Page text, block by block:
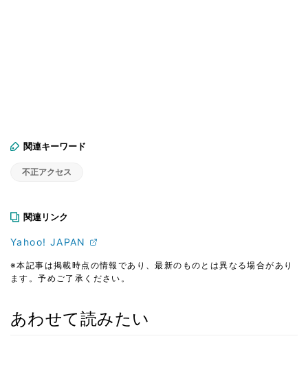
関連キーワード
不正アクセス
関連リンク
Yahoo! JAPAN
※本記事は掲載時点の情報であり、最新のものとは異なる場合があり
ます。予めご了承ください。
あわせて読みたい